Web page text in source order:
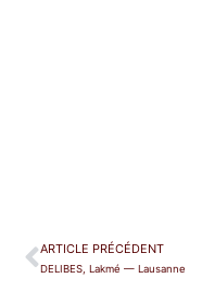
ARTICLE PRÉCÉDENT
DELIBES, Lakmé — Lausanne